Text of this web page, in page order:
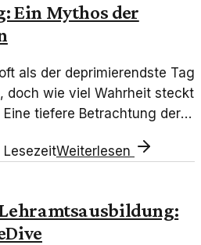
Ein Mythos der
als der deprimierendste Tag
doch wie viel Wahrheit steckt
tiefere Betrachtung der
Stimmung und
LesezeitWeiterlesen